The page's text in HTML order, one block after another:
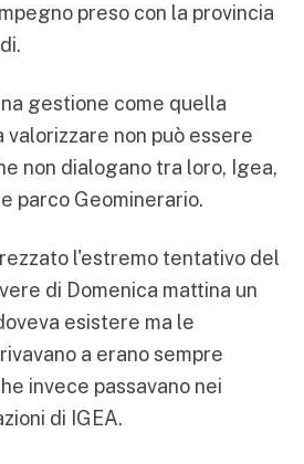
preso con la provincia
gestione come quella
non può essere
non dialogano tra loro, Igea,
parco Geominerario.
l'estremo tentativo del
di Domenica mattina un
esistere ma le
a erano sempre
invece passavano nei
di IGEA.